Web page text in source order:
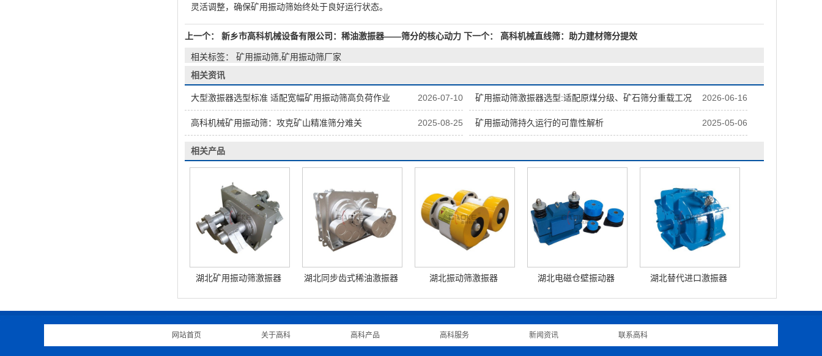
灵活调整，确保矿用振动筛始终处于良好运行状态。
上一个： 新乡市高科机械设备有限公司：稀油激振器——筛分的核心动力 下一个： 高科机械直线筛：助力建材筛分提效
相关标签： 矿用振动筛,矿用振动筛厂家
相关资讯
2026-07-10
大型激振器选型标准 适配宽幅矿用振动筛高负荷作业 2026-06-16
矿用振动筛激振器选型:适配原煤分级、矿石筛分重载工况
2025-08-25
高科机械矿用振动筛：攻克矿山精准筛分难关 2025-05-06
矿用振动筛持久运行的可靠性解析
相关产品
湖北矿用振动筛激振器 湖北同步齿式稀油激振器 湖北振动筛激振器 湖北电磁仓壁振动器 湖北替代进口激振器
网站首页 关于高科 高科产品 高科服务 新闻资讯 联系高科